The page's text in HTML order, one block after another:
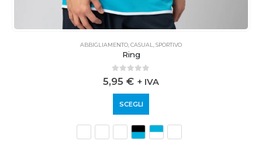
ABBIGLIAMENTO CASUAL SPORTIVO
Ring
0 out of 5
5,95 € + IVA
SCEGLI